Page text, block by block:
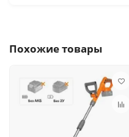
Похожие товары